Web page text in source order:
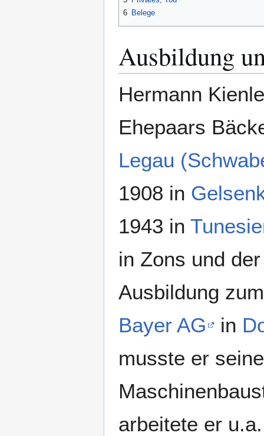
6 Belege
Ausbildung
Hermann
Ehepaars
Legau
1908 in
1943 in
in Zons und
Ausbildung
Bayer AG
in
musste er
arbeitete er